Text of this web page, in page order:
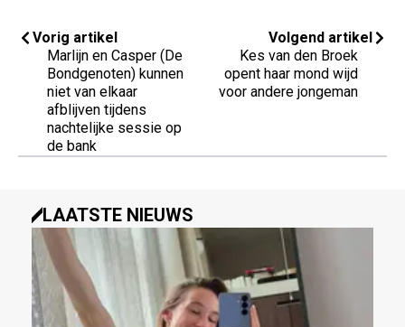
Vorig artikel
Marlijn en Casper (De
Bondgenoten) kunnen
niet van elkaar
afblijven tijdens
nachtelijke sessie op
de bank
Volgend artikel
Kes van den Broek
opent haar mond wijd
voor andere jongeman
LAATSTE NIEUWS